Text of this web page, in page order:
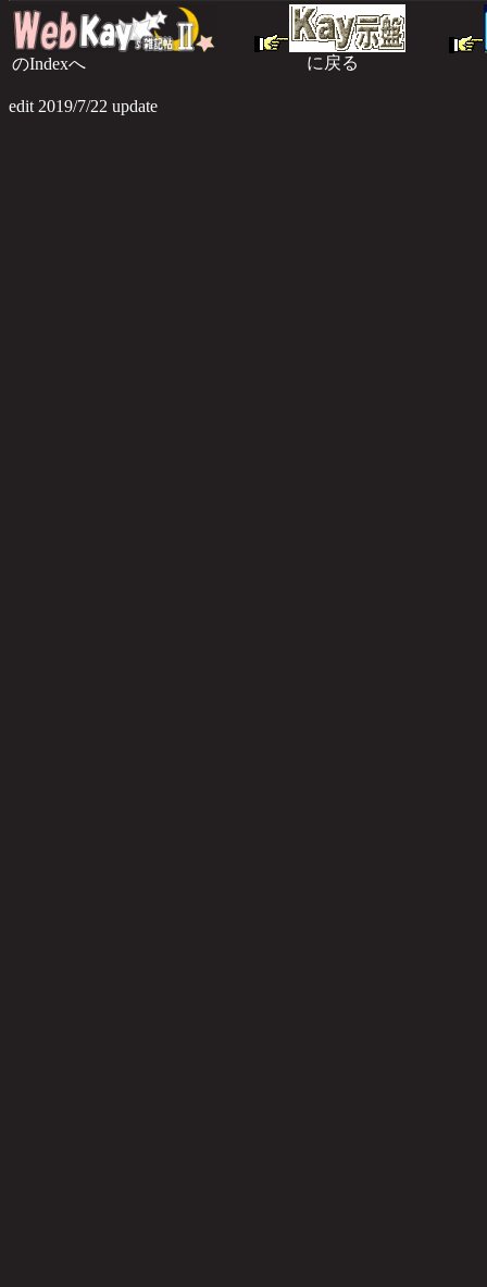
のIndexへ に戻る
edit 2019/7/22 update